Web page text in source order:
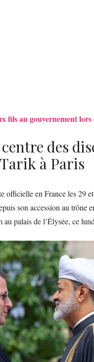
fils au gouvernement
des
à Paris
officielle en France les 29
son accession au trône
palais de l’Élysée, ce